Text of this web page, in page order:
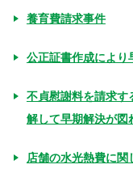
養育費請求事件
公正証書作成により
不貞慰謝料を請求す
解して早期解決が図
店舗の水光熱費に